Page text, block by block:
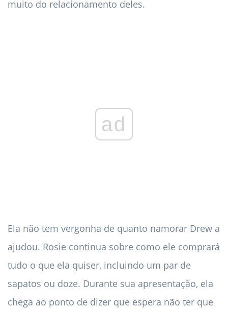
muito do relacionamento deles.
ad
Ela não tem vergonha de quanto namorar Drew a
ajudou. Rosie continua sobre como ele comprará
tudo o que ela quiser, incluindo um par de
sapatos ou doze. Durante sua apresentação, ela
chega ao ponto de dizer que espera não ter que